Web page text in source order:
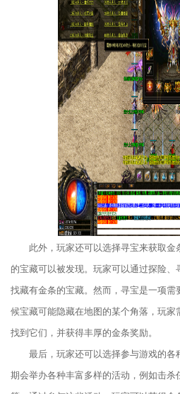
此外，玩家还可以选择寻宝来获取
的宝藏可以被发现。玩家可以通过探险
找藏有金条的宝藏。然而，寻宝是一项
候宝藏可能隐藏在地图的某个角落，玩
找到它们，并获得丰厚的金条奖励。
最后，玩家还可以选择参与游戏的
期会举办各种丰富多样的活动，例如击